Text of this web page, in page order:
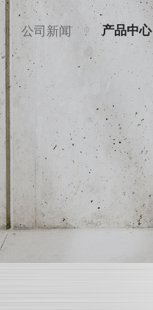
公司新闻 产品中心